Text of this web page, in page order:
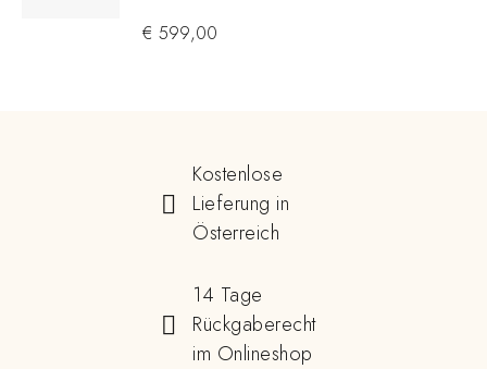
€ 599,00
Kostenlose
Lieferung in
Österreich
14 Tage
Rückgaberecht
im Onlineshop